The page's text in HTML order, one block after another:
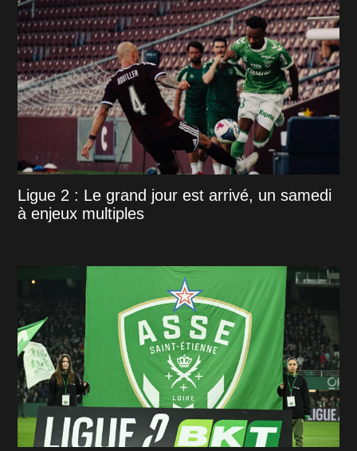
Ligue 2 : Le grand jour est arrivé, un samedi
à enjeux multiples